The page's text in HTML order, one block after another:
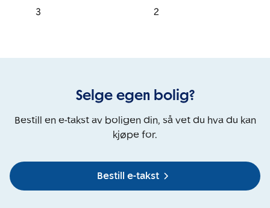
3
2
Selge egen bolig?
Bestill en e-takst av boligen din, så vet du hva du kan
kjøpe for.
Bestill e-takst